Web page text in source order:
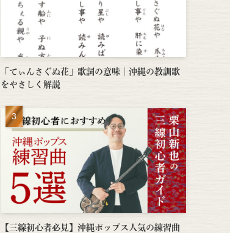
「てぃんさぐぬ花」歌詞の意味｜沖縄の教訓歌
をやさしく解説
【三線初心者必見】沖縄ポップス人気の練習曲